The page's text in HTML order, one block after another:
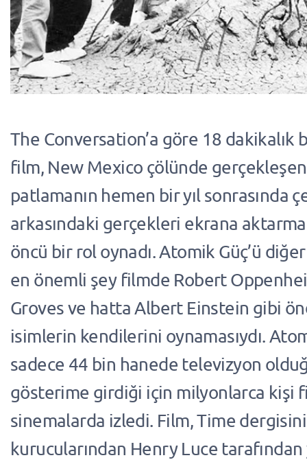
The Conversation’a göre 18 dakikalık
film, New Mexico çölünde
patlamanın hemen bir yıl sonrasında
arkasındaki gerçekleri ekrana
öncü bir rol oynadı. Atomik Güç’ü
en önemli şey filmde Robert
Groves ve hatta Albert Einstein gibi
isimlerin kendilerini oynamasıydı.
sadece 44 bin hanede televizyon
gösterime girdiği için milyonlarca kişi
sinemalarda izledi. Film, Time
kurucularından Henry Luce tarafından